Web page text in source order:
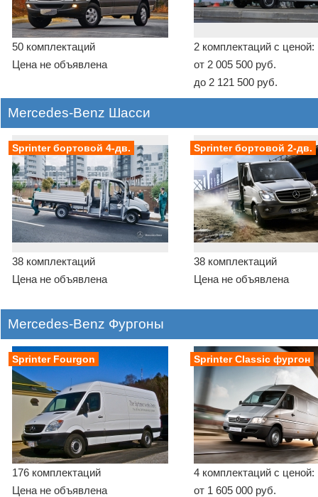
50 комплектаций
Цена не объявлена
2 комплектаций с ценой:
от 2 005 500 руб.
до 2 121 500 руб.
Mercedes-Benz Шасси
Sprinter бортовой 4-дв.
38 комплектаций
Цена не объявлена
Sprinter бортовой 2-дв.
38 комплектаций
Цена не объявлена
Mercedes-Benz Фургоны
Sprinter Fourgon
176 комплектаций
Цена не объявлена
Sprinter Classic фургон
4 комплектаций с ценой:
от 1 605 000 руб.